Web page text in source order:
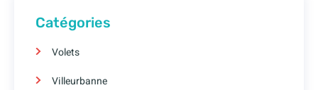
Catégories
Volets
Villeurbanne